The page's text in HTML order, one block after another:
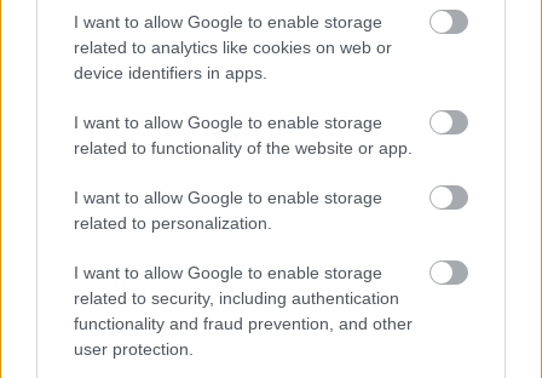
I want to allow Google to enable storage
related to analytics like cookies on web or
device identifiers in apps.
I want to allow Google to enable storage
related to functionality of the website or app.
I want to allow Google to enable storage
related to personalization.
I want to allow Google to enable storage
related to security, including authentication
functionality and fraud prevention, and other
user protection.
Így néz ki egy normális
menstruáció - ha viszont ezeket a
jeleket tapasztalod, orvoshoz kell
fordulnod